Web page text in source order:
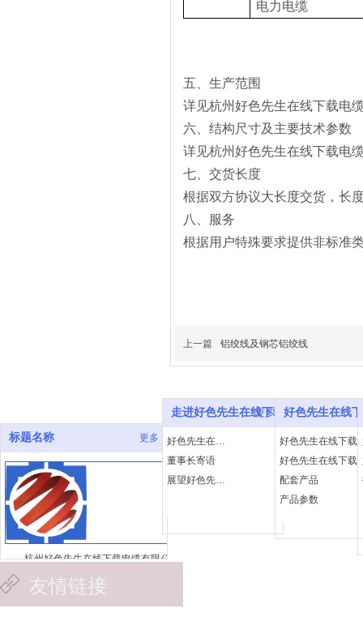
电力电缆
五、 生产范围
详见杭州好色先生在线下载电缆
六、结构尺寸及主要技术参数
详见杭州好色先生在线下载电缆
七、交货长度
根据双方协议大长度交货，
八、
服务
根据用户特殊要求提供非标准类
上一篇 铝绞线及钢芯铝绞线
友情链接
标题名称 更多
杭州好色先生在线下载电缆有限公
司
浙江著名商标 浙江知名商号
走进好色先生在线下载
更多
好色先生在线下载简介
董事长寄语
展望好色先生在线下载
好色先生在线
好色先生在线下载
好色先生在线下载
配套产品
产品参数